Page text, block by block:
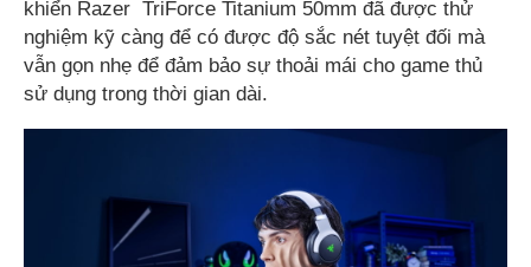
khiển Razer TriForce Titanium 50mm đã được thử
nghiệm kỹ càng để có được độ sắc nét tuyệt đối mà
vẫn gọn nhẹ để đảm bảo sự thoải mái cho game thủ
sử dụng trong thời gian dài.